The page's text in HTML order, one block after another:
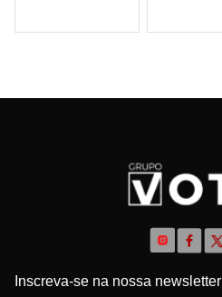
Inscreva-se na nossa newsletter